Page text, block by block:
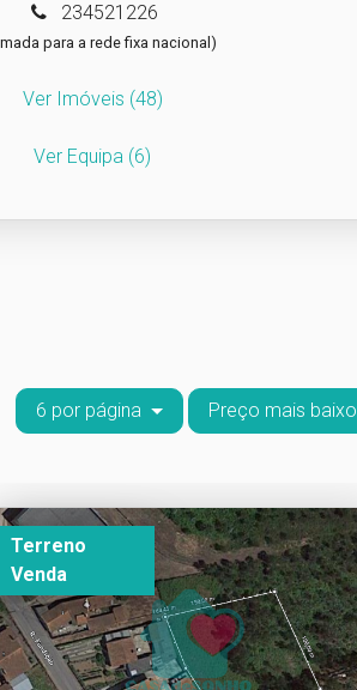
234521226
para a rede fixa nacional)
Ver Imóveis (48)
Ver Equipa (6)
6 por página Preço mais baixo
Terreno
Venda